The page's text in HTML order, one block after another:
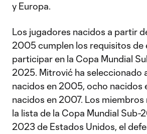
y Europa.
Los jugadores nacidos a partir
2005 cumplen los requisitos de
participar en la Copa Mundial
2025. Mitrović ha seleccionado
nacidos en 2005, ocho nacidos
nacidos en 2007. Los miembros
la lista de la Copa Mundial Sub-
2023 de Estados Unidos, el